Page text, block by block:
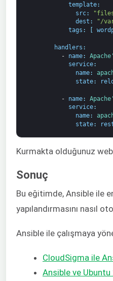
template:
src:
dest :
"/
tags :
handlers :
-
name:
service:
name:
state:
- name:
service:
name:
state:
Kurmakta olduğunuz
Sonuç
Bu eğitimde, Ansible ile
yapılandırmasını nasıl
Ansible ile çalışmaya
CloudSigma ile
Ansible ve